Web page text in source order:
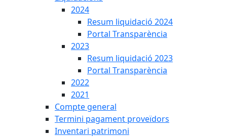
2024
Resum liquidació 2024
Portal Transparència
2023
Resum liquidació 2023
Portal Transparència
2022
2021
Compte general
Termini pagament proveïdors
Inventari patrimoni